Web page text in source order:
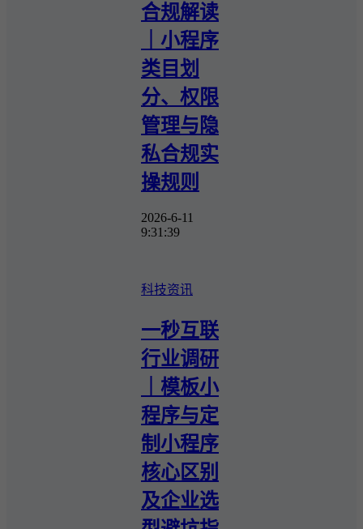
合规解读
｜小程序
类目划
分、权限
管理与隐
私合规实
操规则
2026-6-11
9:31:39
科技资讯
一秒互联
行业调研
｜模板小
程序与定
制小程序
核心区别
及企业选